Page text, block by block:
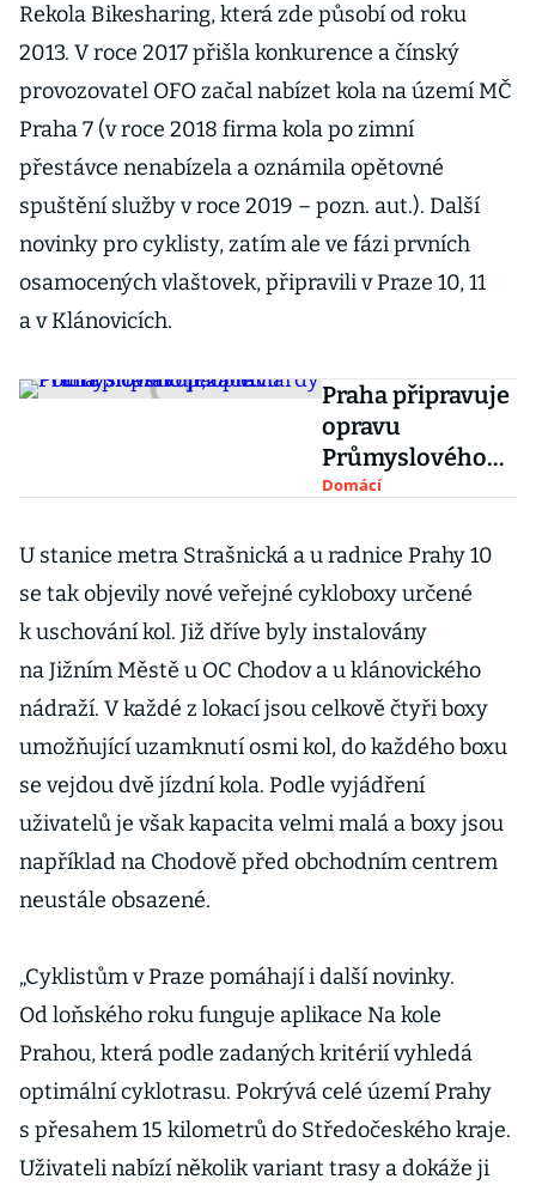
Rekola Bikesharing, která zde působí od roku
2013. V roce 2017 přišla konkurence a čínský
provozovatel OFO začal nabízet kola na území MČ
Praha 7 (v roce 2018 firma kola po zimní
přestávce nenabízela a oznámila opětovné
spuštění služby v roce 2019 – pozn. aut.). Další
novinky pro cyklisty, zatím ale ve fázi prvních
osamocených vlaštovek, připravili v Praze 10, 11
a v Klánovicích.
Praha připravuje
opravu
Průmyslového
paláce. Počítá s
miliardy
Domácí
U stanice metra Strašnická a u radnice Prahy 10
se tak objevily nové veřejné cykloboxy určené
k uschování kol. Již dříve byly instalovány
na Jižním Městě u OC Chodov a u klánovického
nádraží. V každé z lokací jsou celkově čtyři boxy
umožňující uzamknutí osmi kol, do každého boxu
se vejdou dvě jízdní kola. Podle vyjádření
uživatelů je však kapacita velmi malá a boxy jsou
například na Chodově před obchodním centrem
neustále obsazené.
„Cyklistům v Praze pomáhají i další novinky.
Od loňského roku funguje aplikace Na kole
Prahou, která podle zadaných kritérií vyhledá
optimální cyklotrasu. Pokrývá celé území Prahy
s přesahem 15 kilometrů do Středočeského kraje.
Uživateli nabízí několik variant trasy a dokáže ji